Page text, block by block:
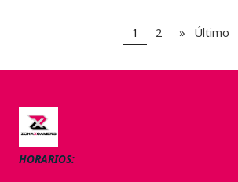
1 2 » Último
HORARIOS: